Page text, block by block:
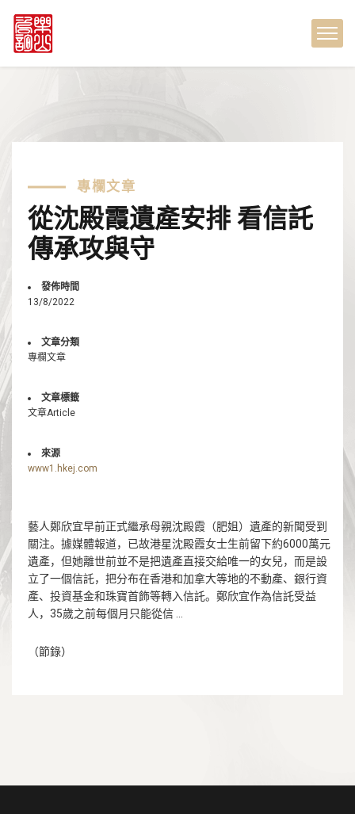
專欄文章
從沈殿霞遺產安排 看信託
傳承攻與守
發佈時間
13/8/2022
文章分類
專欄文章
文章標籤
文章Article
來源
www1.hkej.com
藝人鄭欣宜早前正式繼承母親沈殿霞（肥姐）遺產的新聞受到
關注。據媒體報道，已故港星沈殿霞女士生前留下約6000萬元
遺產，但她離世前並不是把遺產直接交給唯一的女兒，而是設
立了一個信託，把分布在香港和加拿大等地的不動產、銀行資
產、投資基金和珠寶首飾等轉入信託。鄭欣宜作為信託受益
人，35歲之前每個月只能從信 …
（節錄）